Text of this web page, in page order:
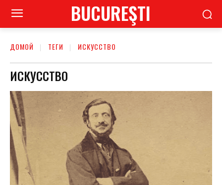
BUCUREŞTI
ДОМОЙ ТЕГИ ИСКУССТВО
ИСКУССТВО